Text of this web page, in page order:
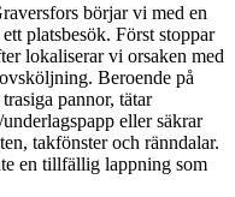
börjar vi med en
platsbesök. Först stoppar
lokaliserar vi orsaken med
Beroende på
pannor, tätar
eller säkrar
takfönster och ränndalar.
en tillfällig lappning som